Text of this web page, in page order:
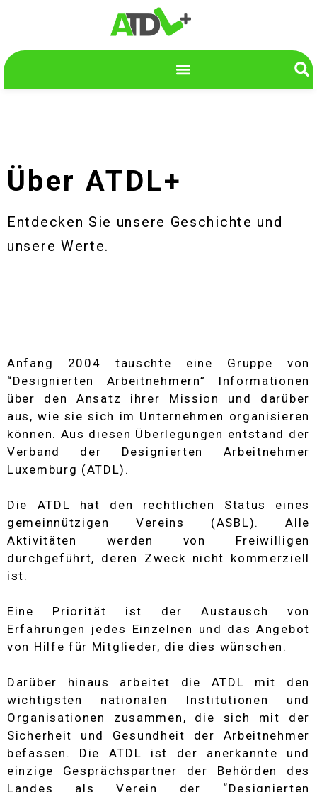
Über ATDL+
Entdecken Sie unsere Geschichte und
unsere Werte.
Anfang 2004 tauschte eine Gruppe von
“Designierten Arbeitnehmern” Informationen
über den Ansatz ihrer Mission und darüber
aus, wie sie sich im Unternehmen organisieren
können. Aus diesen Überlegungen entstand der
Verband der Designierten Arbeitnehmer
Luxemburg (ATDL).
Die ATDL hat den rechtlichen Status eines
gemeinnützigen Vereins (ASBL). Alle
Aktivitäten werden von Freiwilligen
durchgeführt, deren Zweck nicht kommerziell
ist.
Eine Priorität ist der Austausch von
Erfahrungen jedes Einzelnen und das Angebot
von Hilfe für Mitglieder, die dies wünschen.
Darüber hinaus arbeitet die ATDL mit den
wichtigsten nationalen Institutionen und
Organisationen zusammen, die sich mit der
Sicherheit und Gesundheit der Arbeitnehmer
befassen. Die ATDL ist der anerkannte und
einzige Gesprächspartner der Behörden des
Landes als Verein der “Designierten